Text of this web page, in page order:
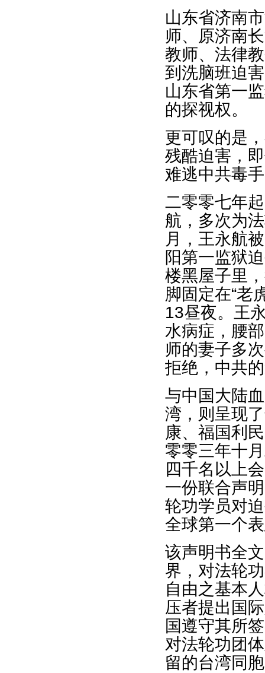
山东省济南
师、原济南
教师、法律
到洗脑班迫
山东省第一
的探视权。
更可叹的是
残酷迫害，
难逃中共毒
二零零七年
航，多次为
月，王永航
阳第一监狱
楼黑屋子里
脚固定在“老
13昼夜。王
水病症，腰
师的妻子多
拒绝，中共
与中国大陆
湾，则呈现
康、福国利
零零三年十
四千名以上
一份联合声
轮功学员对
全球第一个
该声明书全
界，对法轮
自由之基本
压者提出国
国遵守其所
对法轮功团
留的台湾同